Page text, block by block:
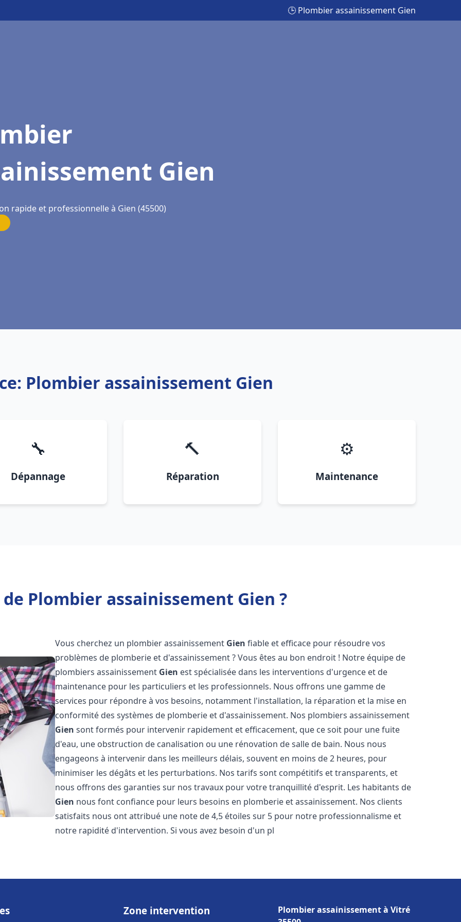
🕒 Plombier assainissement Gien
Gien
rapide et professionnelle à Gien (45500)
Plombier assainissement Gien
🔧
Dépannage
🔨
Réparation
⚙️
Maintenance
Plombier assainissement Gien ?
Vous cherchez un plombier assainissement Gien fiable et efficace pour résoudre vos
problèmes de plomberie et d'assainissement ? Vous êtes au bon endroit ! Notre équipe de
plombiers assainissement Gien est spécialisée dans les interventions d'urgence et de
maintenance pour les particuliers et les professionnels. Nous offrons une gamme de
services pour répondre à vos besoins, notamment l'installation, la réparation et la mise en
conformité des systèmes de plomberie et d'assainissement. Nos plombiers assainissement
Gien sont formés pour intervenir rapidement et efficacement, que ce soit pour une fuite
d'eau, une obstruction de canalisation ou une rénovation de salle de bain. Nous nous
engageons à intervenir dans les meilleurs délais, souvent en moins de 2 heures, pour
minimiser les dégâts et les perturbations. Nos tarifs sont compétitifs et transparents, et
nous offrons des garanties sur nos travaux pour votre tranquillité d'esprit. Les habitants de
Gien nous font confiance pour leurs besoins en plomberie et assainissement. Nos clients
satisfaits nous ont attribué une note de 4,5 étoiles sur 5 pour notre professionnalisme et
notre rapidité d'intervention. Si vous avez besoin d'un pl
Zone intervention
Plombier assainissement à Vitré